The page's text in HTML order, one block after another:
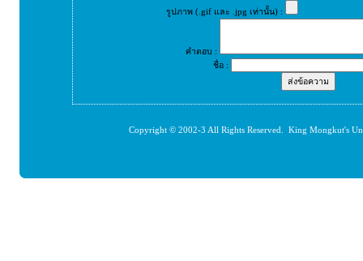
รูปภาพ (.gif และ .jpg เท่านั้น) :
คำตอบ :
ชื่อ :
Copyright © 2002-3 All Rights Reserved. King Mongkut's